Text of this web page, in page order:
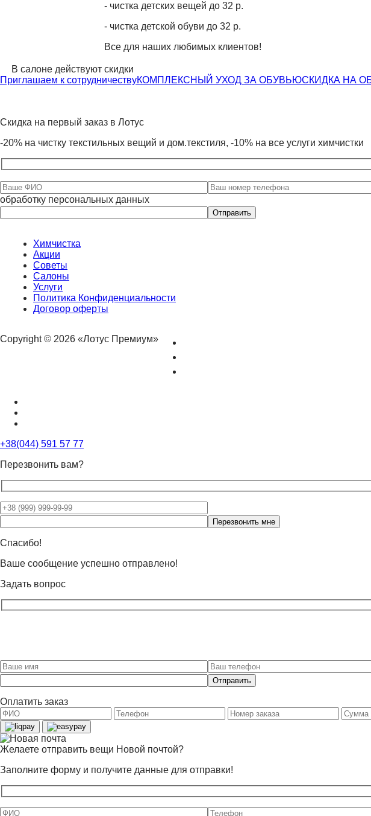
- чистка детских вещей до 32 р.
- чистка детской обуви до 32 р.
Все для наших любимых клиентов!
В салоне действуют скидки
Приглашаем к сотрудничествуКОМПЛЕКСНЫЙ УХОД ЗА ОБУВЬЮСКИДКА НА
Скидка на первый заказ в Лотус
-20% на чистку текстильных вещий и дом.текстиля, -10% на все услуги химчистки
обработку персональных данных
это
пустым.Химчистка
Акции
Советы
Салоны
Услуги
Политика Конфиденциальности
Договор оферты
Copyright © 2026 «Лотус Премиум»
+38(044) 591 57 77
Перезвонить вам?
это
поле
Спасибо!
Ваше сообщение успешно отправлено!
Задать вопрос
это
поле
пустым.
Оплатить заказ
Желаете отправить вещи Новой почтой?
Заполните форму и получите данные для отправки!